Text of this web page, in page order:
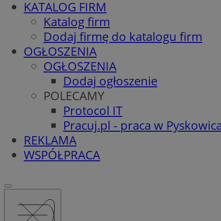
KATALOG FIRM
Katalog firm
Dodaj firmę do katalogu firm
OGŁOSZENIA
OGŁOSZENIA
Dodaj ogłoszenie
POLECAMY
Protocol IT
Pracuj.pl - praca w
REKLAMA
WSPÓŁPRACA